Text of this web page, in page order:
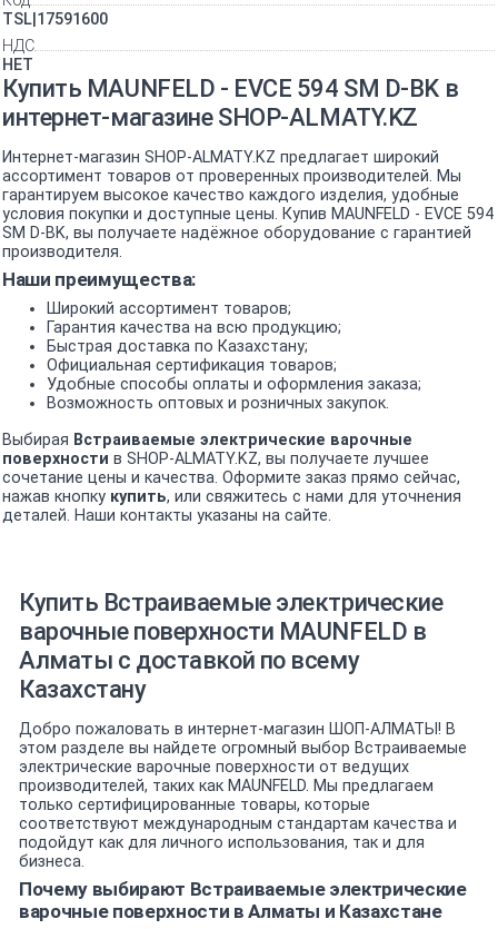
TSL|17591600
НДС
НЕТ
Купить MAUNFELD - EVCE 594 SM D-BK в
интернет-магазине SHOP-ALMATY.KZ
Интернет-магазин SHOP-ALMATY.KZ предлагает широкий
ассортимент товаров от проверенных производителей. Мы
гарантируем высокое качество каждого изделия, удобные
условия покупки и доступные цены. Купив MAUNFELD - EVCE 594
SM D-BK, вы получаете надёжное оборудование с гарантией
производителя.
Наши преимущества:
Широкий ассортимент товаров;
Гарантия качества на всю продукцию;
Быстрая доставка по Казахстану;
Официальная сертификация товаров;
Удобные способы оплаты и оформления заказа;
Возможность оптовых и розничных закупок.
Выбирая Встраиваемые электрические варочные
поверхности в SHOP-ALMATY.KZ, вы получаете лучшее
сочетание цены и качества. Оформите заказ прямо сейчас,
нажав кнопку купить, или свяжитесь с нами для уточнения
деталей. Наши контакты указаны на сайте.
Купить Встраиваемые электрические
варочные поверхности MAUNFELD в
Алматы с доставкой по всему
Казахстану
Добро пожаловать в интернет-магазин ШОП-АЛМАТЫ! В
этом разделе вы найдете огромный выбор Встраиваемые
электрические варочные поверхности от ведущих
производителей, таких как MAUNFELD. Мы предлагаем
только сертифицированные товары, которые
соответствуют международным стандартам качества и
подойдут как для личного использования, так и для
бизнеса.
Почему выбирают Встраиваемые электрические
варочные поверхности в Алматы и Казахстане